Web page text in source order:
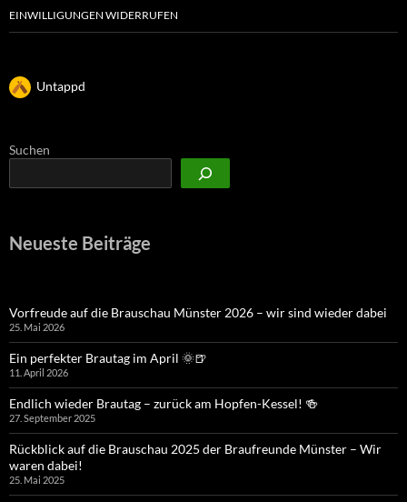
EINWILLIGUNGEN WIDERRUFEN
Untappd
Suchen
Neueste Beiträge
Vorfreude auf die Brauschau Münster 2026 – wir sind wieder dabei
25. Mai 2026
Ein perfekter Brautag im April 🌞🍺
11. April 2026
Endlich wieder Brautag – zurück am Hopfen-Kessel! 🍻
27. September 2025
Rückblick auf die Brauschau 2025 der Braufreunde Münster – Wir
waren dabei!
25. Mai 2025